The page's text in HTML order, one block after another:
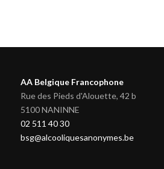
AA Belgique Francophone
Rue des Pieds d'Alouette, 42 b
5100 NANINNE
02 511 40 30
bsg@alcooliquesanonymes.be